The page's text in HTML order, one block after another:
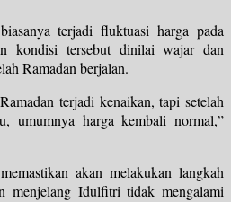
terjadi fluktuasi harga pada
kondisi tersebut dinilai wajar dan
Ramadan berjalan.
terjadi kenaikan, tapi setelah
umumnya harga kembali normal,”
akan melakukan langkah
menjelang Idulfitri tidak mengalami